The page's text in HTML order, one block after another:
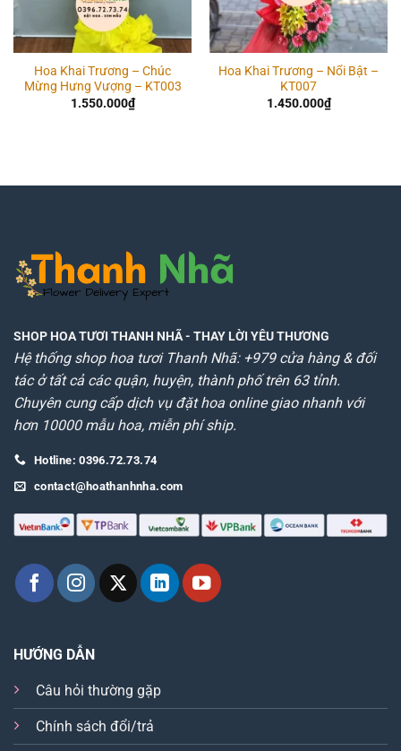
Hoa Khai Trương – Chúc
Mừng Hưng Vượng – KT003
1.550.000₫
Hoa Khai Trương – Nổi Bật –
KT007
1.450.000₫
SHOP HOA TƯƠI THANH NHÃ- THAY LỜI YÊU THƯƠNG
Hệ thống shop hoa tươi Thanh Nhã: +979 cửa hàng & đối
tác ở tất cả các quận, huyện, thành phố trên 63 tỉnh.
Chuyên cung cấp dịch vụ đặt hoa online giao nhanh với
hơn 10000 mẫu hoa, miễn phí ship.
Hotline: 0396.72.73.74
contact@hoathanhnha.com
HƯỚNG DẪN
Câu hỏi thường gặp
Chính sách đổi/trả